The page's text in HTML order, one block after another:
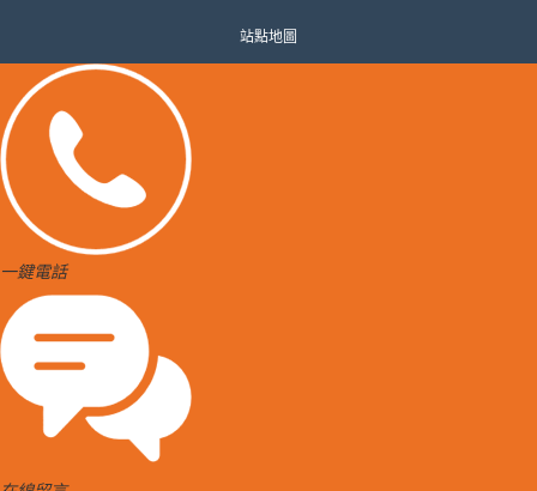
站點地圖
一鍵電話